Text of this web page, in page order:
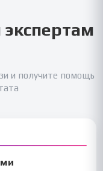
и получите помощь